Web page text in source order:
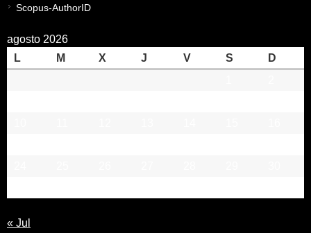
Scopus-AuthorID
agosto 2026
L
M X J V S
D
« Jul